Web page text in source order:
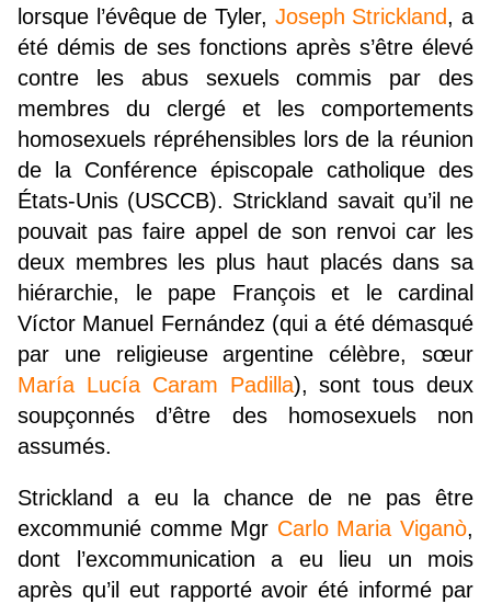
lorsque l’évêque de Tyler, Joseph Strickland, a
été démis de ses fonctions après s’être élevé
contre les abus sexuels commis par des
membres du clergé et les comportements
homosexuels répréhensibles lors de la réunion
de la Conférence épiscopale catholique des
États-Unis (USCCB). Strickland savait qu’il ne
pouvait pas faire appel de son renvoi car les
deux membres les plus haut placés dans sa
hiérarchie, le pape François et le cardinal
Víctor Manuel Fernández (qui a été démasqué
par une religieuse argentine célèbre, sœur
María Lucía Caram Padilla), sont tous deux
soupçonnés d’être des homosexuels non
assumés.
Strickland a eu la chance de ne pas être
excommunié comme Mgr Carlo Maria Viganò,
dont l’excommunication a eu lieu un mois
après qu’il eut rapporté avoir été informé par